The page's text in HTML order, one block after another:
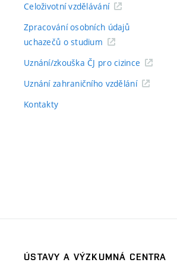
Celoživotní vzdělávání
Zpracování osobních údajů
uchazečů o studium
Uznání/zkouška ČJ pro cizince
Uznání zahraničního vzdělání
Kontakty
ÚSTAVY A VÝZKUMNÁ CENTRA